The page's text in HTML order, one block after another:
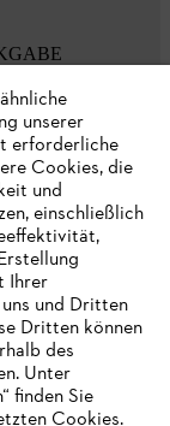
unserer
erforderliche
Cookies, die
und
einschließlich
Ihrer
und Dritten
Dritten können
des
Unter
finden Sie
Cookies.